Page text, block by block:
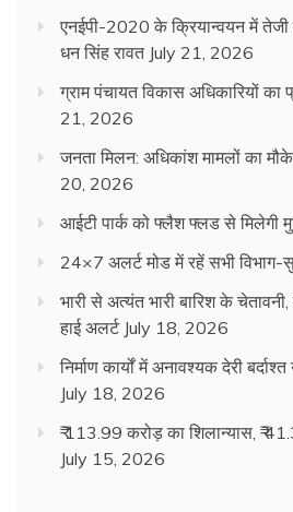
एनईपी-2020 के क्रियान्वयन में तेजी
धन सिंह रावत July 21, 2026
ग्राम पंचायत विकास अधिकारियों का
21, 2026
जनता मिलन: अधिकांश मामलों का
20, 2026
आईटी पार्क को फ्लैश फ्लड से मिलेगी
24×7 अलर्ट मोड में रहें सभी विभाग-
भारी से अत्यंत भारी बारिश के
हाई अलर्ट July 18, 2026
निर्माण कार्यों में अनावश्यक देरी
July 18, 2026
₹ 113.99 करोड़ का शिलान्यास, ₹
July 15, 2026